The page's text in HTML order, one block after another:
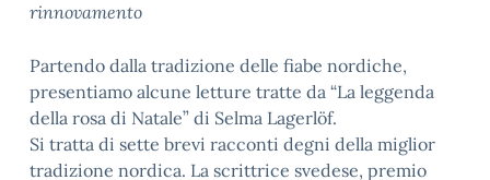
rinnovamento
Partendo dalla tradizione delle fiabe nordiche,
presentiamo alcune letture tratte da “La leggenda
della rosa di Natale” di Selma Lagerlöf.
Si tratta di sette brevi racconti degni della miglior
tradizione nordica. La scrittrice svedese, premio